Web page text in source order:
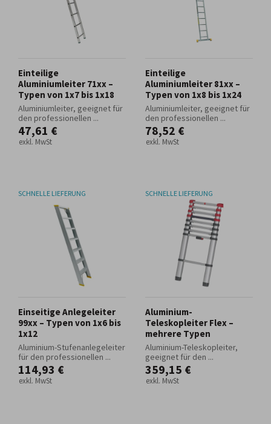
Einteilige
Aluminiumleiter 71xx –
Typen von 1x7 bis 1x18
Aluminiumleiter, geeignet für
den professionellen ...
47,61 €
exkl. MwSt
Einteilige
Aluminiumleiter 81xx –
Typen von 1x8 bis 1x24
Aluminiumleiter, geeignet für
den professionellen ...
78,52 €
exkl. MwSt
SCHNELLE LIEFERUNG
Einseitige Anlegeleiter
99xx – Typen von 1x6 bis
1x12
Aluminium-Stufenanlegeleiter
für den professionellen ...
114,93 €
exkl. MwSt
SCHNELLE LIEFERUNG
Aluminium-
Teleskopleiter Flex –
mehrere Typen
Aluminium-Teleskopleiter,
geeignet für den ...
359,15 €
exkl. MwSt